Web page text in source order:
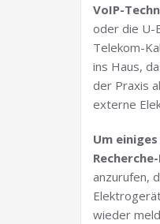
VoIP-
oder die U-
Telekom-
ins Haus,
der Praxis
externe
Um
anzurufen,
wieder